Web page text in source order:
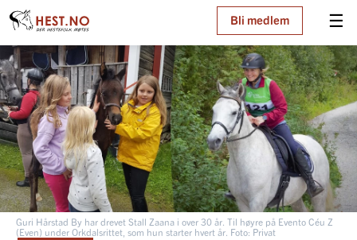
☰
Bli medlem
Guri Hårstad By har drevet Stall Zaana i over 30 år. Til høyre på Evento Céu Z
(Even) under Orkdalsrittet, som hun starter hvert år. Foto: Privat